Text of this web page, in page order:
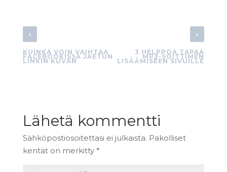
‹
KUINKA VOIN VAIHTAA
FACEBOOKISSA JAETUN
LINKIN KUVAN
›
3 HELPPOA TAPAA
MP3-SOITTIMEN
LISÄÄMISEEN SIVUILLE
Lähetä kommentti
Sähköpostiosoitettasi ei julkaista. Pakolliset
kentät on merkitty *